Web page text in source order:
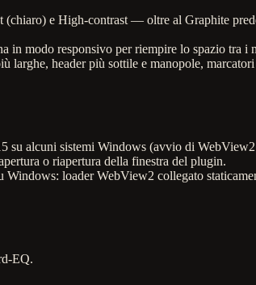
e High-contrast — oltre al Graphite
in modo responsivo per riempire lo spazio tra i
larghe, header più sottile e manopole,
su alcuni sistemi Windows (avvio di
o riapertura della finestra del plugin.
Windows: loader WebView2 collegato
EQ.